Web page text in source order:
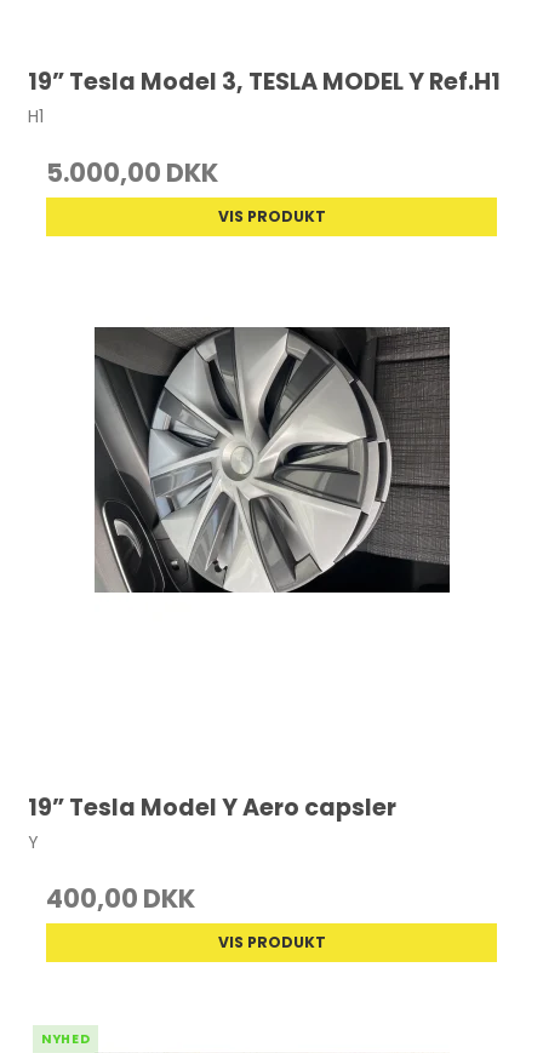
19” Tesla Model 3, TESLA MODEL Y Ref.H1
H1
5.000,00 DKK
VIS PRODUKT
19” Tesla Model Y Aero capsler
Y
400,00 DKK
VIS PRODUKT
NYHED